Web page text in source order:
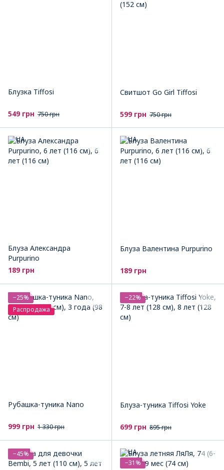
Блузка Tiffosi
549 грн 750 грн
Свитшот Go Girl Tiffosi
599 грн 750 грн
Блуза Александра
Purpurino
189 грн
Блуза Валентина Purpurino
189 грн
−25%
Распродажа
Рубашка-туника Nano
999 грн 1 330 грн
−22%
Блуза-туника Tiffosi Yoke
699 грн 895 грн
−45%
−31%